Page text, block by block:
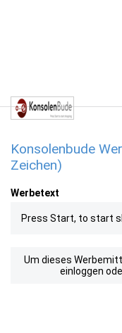
Konsolenbude
Zeichen)
Werbetext
Press Start, to start
Um dieses
einloggen